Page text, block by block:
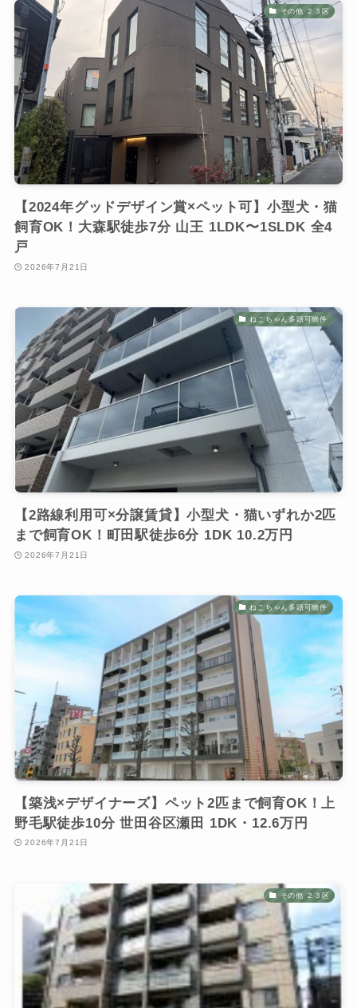
その他 ２３区
【2024年グッドデザイン賞×ペット可】小型犬・猫
飼育OK！大森駅徒歩7分 山王 1LDK〜1SLDK 全4
戸
2026年7月21日
ねこちゃん多頭可物件
【2路線利用可×分譲賃貸】小型犬・猫いずれか2匹
まで飼育OK！町田駅徒歩6分 1DK 10.2万円
2026年7月21日
ねこちゃん多頭可物件
【築浅×デザイナーズ】ペット2匹まで飼育OK！上
野毛駅徒歩10分 世田谷区瀬田 1DK・12.6万円
2026年7月21日
その他 ２３区